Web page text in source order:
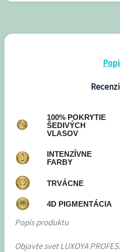
100% POKRYTIE
ŠEDIVÝCH
VLASOV
INTENZÍVNE
FARBY
TRVÁCNE
4D PIGMENTÁCIA
Popis produktu
Objavte svet LUXOYA